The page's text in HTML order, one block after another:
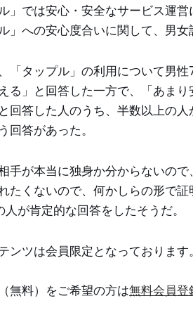
ル」では安心・安全なサービス運
ル」への安心度合いに関して、男
「タップル」の利用について男
る」と回答した一方で、「あま
回答した人のうち、半数以上の
回答があった。
手が本当に独身か分からないの
たくないので、何かしらの形で
が肯定的な回答をしたそうだ。
ンツは会員限定となっておりま
無料）をご希望の方は無料会員登